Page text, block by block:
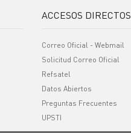
ACCESOS DIRECTOS
Correo Oficial - Webmail
Solicitud Correo Oficial
Refsatel
Datos Abiertos
Preguntas Frecuentes
UPSTI